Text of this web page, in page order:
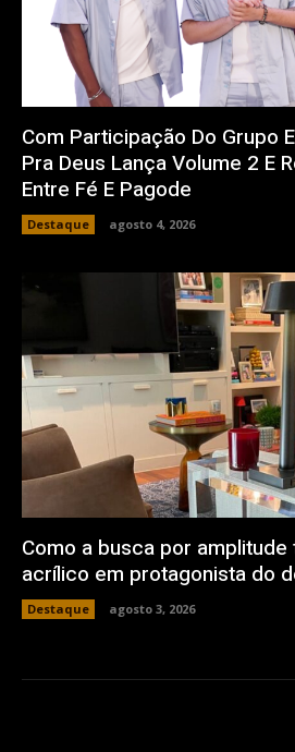
Com Participação Do Grupo
Pra Deus Lança Volume 2 E
Entre Fé E Pagode
Destaque agosto 4, 2026
Como a busca por
acrílico em protagonista do
Destaque agosto 3, 2026